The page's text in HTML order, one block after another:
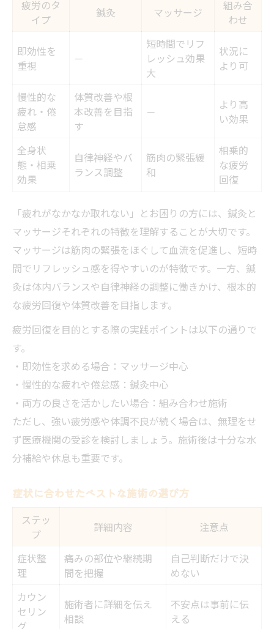
疲労のタ
イプ
鍼灸 マッサージ
組み合
わせ
即効性を
重視
－
短時間でリフ
レッシュ効果
大
状況に
より可
慢性的な
疲れ・倦
怠感
体質改善や根
本改善を目指
す
－
より高
い効果
全身状
態・相乗
効果
自律神経やバ
ランス調整
筋肉の緊張緩
和
相乗的
な疲労
回復
「疲れがなかなか取れない」とお困りの方には、鍼灸と
マッサージそれぞれの特徴を理解することが大切です。
マッサージは筋肉の緊張をほぐして血流を促進し、短時
間でリフレッシュ感を得やすいのが特徴です。一方、鍼
灸は体内バランスや自律神経の調整に働きかけ、根本的
な疲労回復や体質改善を目指します。
疲労回復を目的とする際の実践ポイントは以下の通りで
す。
・即効性を求める場合：マッサージ中心
・慢性的な疲れや倦怠感：鍼灸中心
・両方の良さを活かしたい場合：組み合わせ施術
ただし、強い疲労感や体調不良が続く場合は、無理をせ
ず医療機関の受診を検討しましょう。施術後は十分な水
分補給や休息も重要です。
症状に合わせたベストな施術の選び方
ステッ
プ
詳細内容 注意点
症状整
理
痛みの部位や継続期
間を把握
自己判断だけで決
めない
カウン
セリン
グ
施術者に詳細を伝え
相談
不安点は事前に伝
える